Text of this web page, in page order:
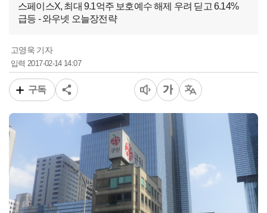
스페이스X, 최대 9.1억주 보호예수 해제 우려 딛고 6.14%
급등 - 와우넷 오늘장전략
고영욱 기자
입력2017-02-14 14:07
구독